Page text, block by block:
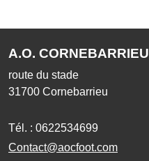
A.O. CORNEBARRIEU
route du stade
31700 Cornebarrieu
Tél. : 0622534699
Contact@aocfoot.com